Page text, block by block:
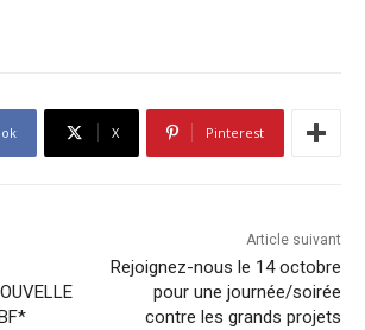
X Pinterest
Article suivant
Rejoignez-nous le 14 octobre
pour une journée/soirée
contre les grands projets